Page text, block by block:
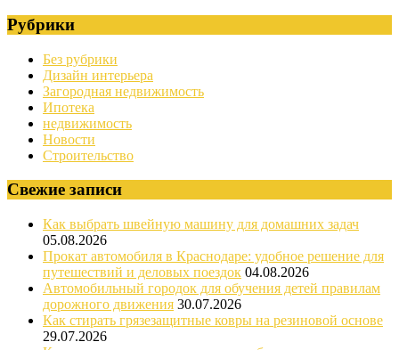
Рубрики
Без рубрики
Дизайн интерьера
Загородная недвижимость
Ипотека
недвижимость
Новости
Строительство
Свежие записи
Как выбрать швейную машину для домашних задач
05.08.2026
Прокат автомобиля в Краснодаре: удобное решение для
путешествий и деловых поездок 04.08.2026
Автомобильный городок для обучения детей правилам
дорожного движения 30.07.2026
Как стирать грязезащитные ковры на резиновой основе
29.07.2026